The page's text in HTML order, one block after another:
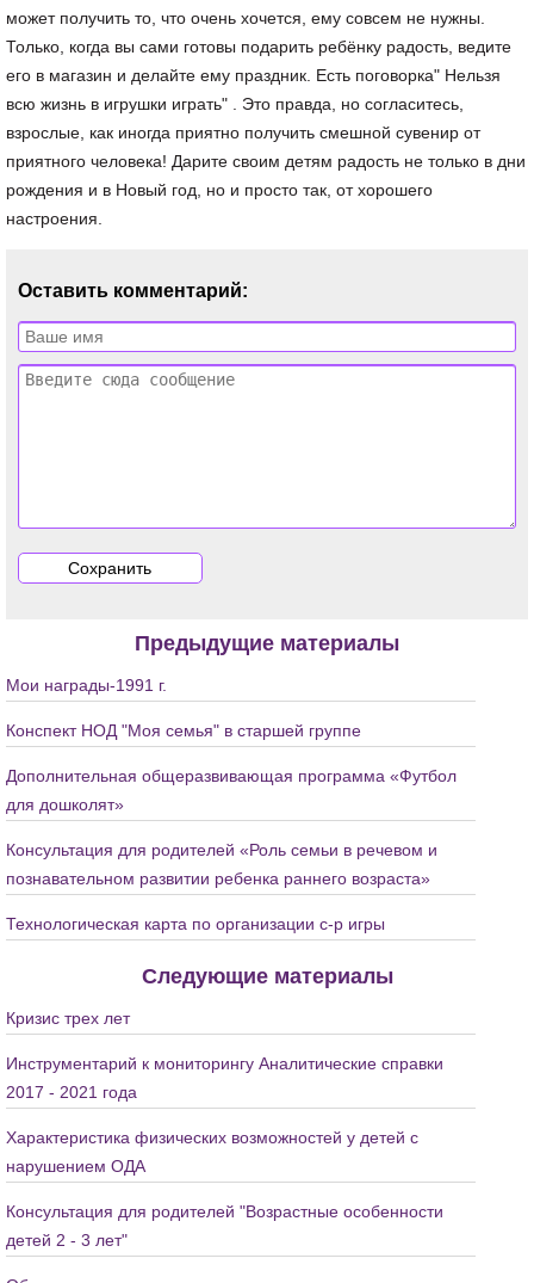
может получить то, что очень хочется, ему совсем не нужны.
Только, когда вы сами готовы подарить ребёнку радость, ведите
его в магазин и делайте ему праздник. Есть поговорка" Нельзя
всю жизнь в игрушки играть" . Это правда, но согласитесь,
взрослые, как иногда приятно получить смешной сувенир от
приятного человека! Дарите своим детям радость не только в дни
рождения и в Новый год, но и просто так, от хорошего
настроения.
Оставить комментарий:
Предыдущие материалы
Мои награды-1991 г.
Конспект НОД "Моя семья" в старшей группе
Дополнительная общеразвивающая программа «Футбол
для дошколят»
Консультация для родителей «Роль семьи в речевом и
познавательном развитии ребенка раннего возраста»
Технологическая карта по организации с-р игры
Следующие материалы
Кризис трех лет
Инструментарий к мониторингу Аналитические справки
2017 - 2021 года
Характеристика физических возможностей у детей с
нарушением ОДА
Консультация для родителей "Возрастные особенности
детей 2 - 3 лет"